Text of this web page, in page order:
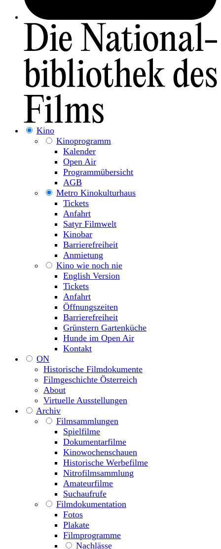
Kino
Kinoprogramm
Kalender
Open Air
Programmübersicht
AGB
Metro Kinokulturhaus
Tickets
Anfahrt
Satyr Filmwelt
Kinobar
Barrierefreiheit
Anmietung
Kino wie noch nie
English Version
Tickets
Anfahrt
Öffnungszeiten
Barrierefreiheit
Grünstern Gartenküche
Hunde im Open Air
Kontakt
ON
Historische Filmdokumente
Filmgeschichte Österreich
About
Virtuelle Ausstellungen
Archiv
Filmsammlungen
Spielfilme
Dokumentarfilme
Kinowochenschauen
Historische Werbefilme
Nitrofilmsammlung
Amateurfilme
Suchaufrufe
Filmdokumentation
Fotos
Plakate
Filmprogramme
Nachlässe